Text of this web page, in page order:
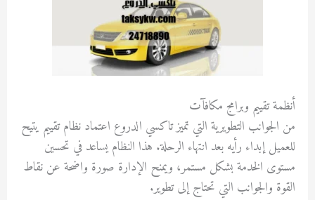
أنظمة تقييم وبرامج مكافآت
من الجوانب التطويرية التي تميز تاكسي الدروع اعتماد نظام تقييم يتيح
للعميل إبداء رأيه بعد انتهاء الرحلة. هذا النظام يساعد في تحسين
مستوى الخدمة بشكل مستمر، ويمنح الإدارة صورة واضحة عن نقاط
القوة والجوانب التي تحتاج إلى تطوير.